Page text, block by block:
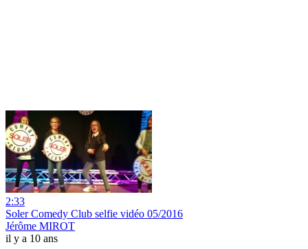
2:33
Soler Comedy Club selfie vidéo 05/2016
Jérôme MIROT
il y a 10 ans